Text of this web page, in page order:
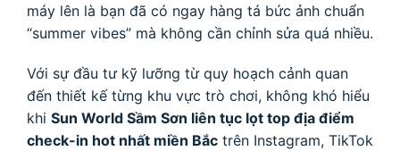
máy lên là bạn đã có ngay hàng tá bức ảnh chuẩn
“summer vibes” mà không cần chỉnh sửa quá nhiều.
Với sự đầu tư kỹ lưỡng từ quy hoạch cảnh quan
đến thiết kế từng khu vực trò chơi, không khó hiểu
khi Sun World Sầm Sơn liên tục lọt top địa điểm
check-in hot nhất miền Bắc trên Instagram, TikTok